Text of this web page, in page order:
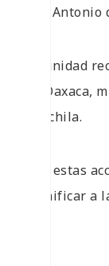
San Antonio
La unidad
de
Zaachila.
Con estas
dignificar a